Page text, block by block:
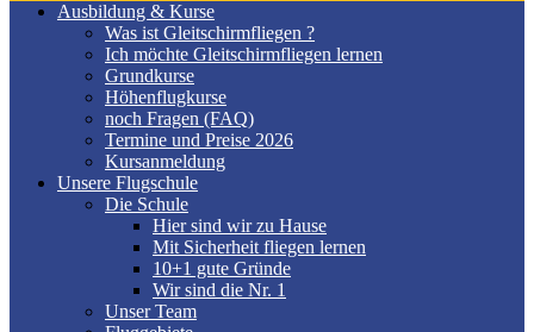
Ausbildung & Kurse
Was ist Gleitschirmfliegen ?
Ich möchte Gleitschirmfliegen lernen
Grundkurse
Höhenflugkurse
noch Fragen (FAQ)
Termine und Preise 2026
Kursanmeldung
Unsere Flugschule
Die Schule
Hier sind wir zu Hause
Mit Sicherheit fliegen lernen
10+1 gute Gründe
Wir sind die Nr. 1
Unser Team